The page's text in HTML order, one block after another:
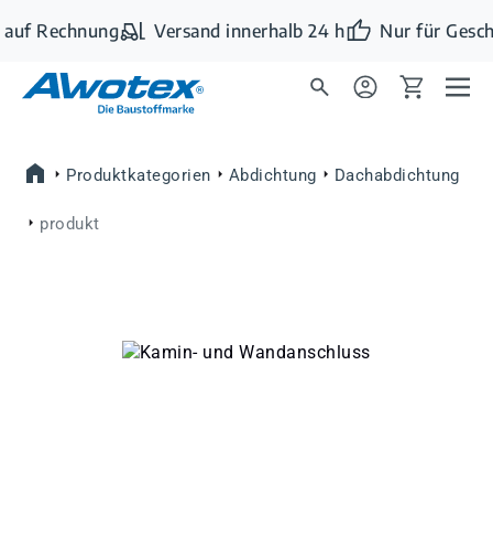
Zum Hauptinhalt springen
Rechnung Versand innerhalb 24 h Nur für
Produktkategorien Abdichtung Dachabdichtung
produkt
Bildergalerie überspringen